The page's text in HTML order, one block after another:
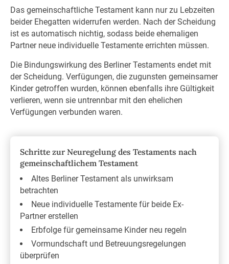
Das gemeinschaftliche Testament kann nur zu Lebzeiten
beider Ehegatten widerrufen werden. Nach der Scheidung
ist es automatisch nichtig, sodass beide ehemaligen
Partner neue individuelle Testamente errichten müssen.
Die Bindungswirkung des Berliner Testaments endet mit
der Scheidung. Verfügungen, die zugunsten gemeinsamer
Kinder getroffen wurden, können ebenfalls ihre Gültigkeit
verlieren, wenn sie untrennbar mit den ehelichen
Verfügungen verbunden waren.
Schritte zur Neuregelung des Testaments nach
gemeinschaftlichem Testament
Altes Berliner Testament als unwirksam
betrachten
Neue individuelle Testamente für beide Ex-
Partner erstellen
Erbfolge für gemeinsame Kinder neu regeln
Vormundschaft und Betreuungsregelungen
überprüfen